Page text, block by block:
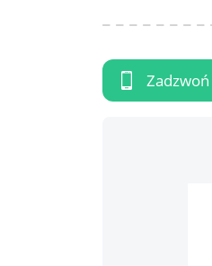
Zadzwoń